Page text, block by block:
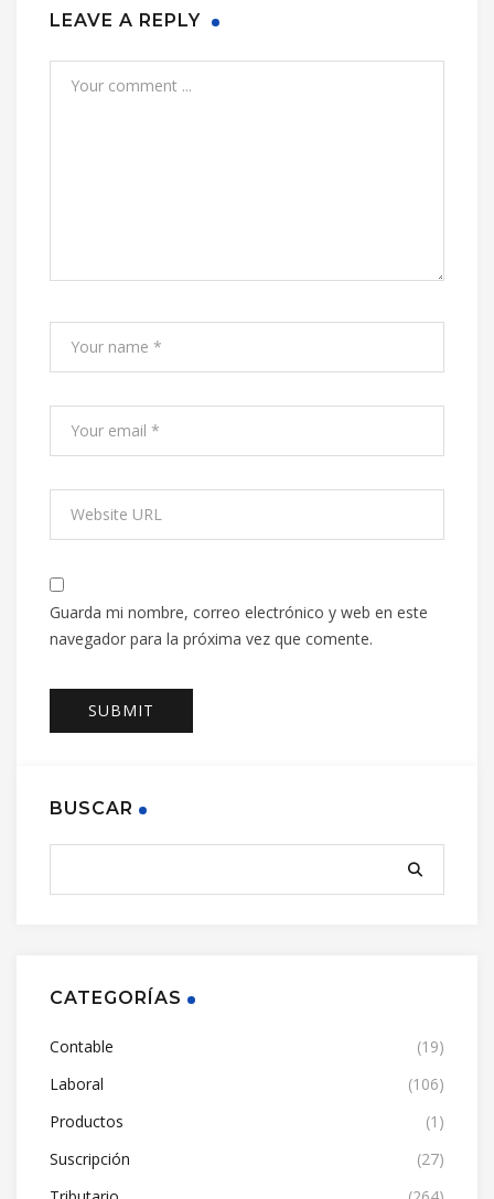
LEAVE A REPLY
Guarda mi nombre, correo electrónico y web en este
navegador para la próxima vez que comente.
BUSCAR
CATEGORÍAS
Contable
(19)
Laboral
(106)
Productos
(1)
Suscripción
(27)